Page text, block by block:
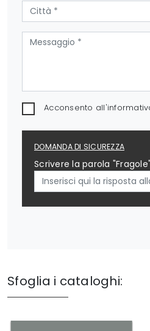
Acconsento
DOMANDA DI SICUREZZA
Scrivere la parola
Sfoglia i cataloghi: